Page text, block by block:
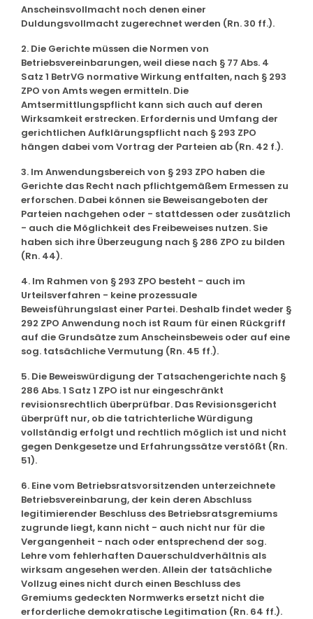
Anscheinsvollmacht noch denen einer
Duldungsvollmacht zugerechnet werden (Rn. 30 ff.).
2. Die Gerichte müssen die Normen von
Betriebsvereinbarungen, weil diese nach § 77 Abs. 4
Satz 1 BetrVG normative Wirkung entfalten, nach § 293
ZPO von Amts wegen ermitteln. Die
Amtsermittlungspflicht kann sich auch auf deren
Wirksamkeit erstrecken. Erfordernis und Umfang der
gerichtlichen Aufklärungspflicht nach § 293 ZPO
hängen dabei vom Vortrag der Parteien ab (Rn. 42 f.).
3. Im Anwendungsbereich von § 293 ZPO haben die
Gerichte das Recht nach pflichtgemäßem Ermessen zu
erforschen. Dabei können sie Beweisangeboten der
Parteien nachgehen oder - stattdessen oder zusätzlich
- auch die Möglichkeit des Freibeweises nutzen. Sie
haben sich ihre Überzeugung nach § 286 ZPO zu bilden
(Rn. 44).
4. Im Rahmen von § 293 ZPO besteht - auch im
Urteilsverfahren - keine prozessuale
Beweisführungslast einer Partei. Deshalb findet weder §
292 ZPO Anwendung noch ist Raum für einen Rückgriff
auf die Grundsätze zum Anscheinsbeweis oder auf eine
sog. tatsächliche Vermutung (Rn. 45 ff.).
5. Die Beweiswürdigung der Tatsachengerichte nach §
286 Abs. 1 Satz 1 ZPO ist nur eingeschränkt
revisionsrechtlich überprüfbar. Das Revisionsgericht
überprüft nur, ob die tatrichterliche Würdigung
vollständig erfolgt und rechtlich möglich ist und nicht
gegen Denkgesetze und Erfahrungssätze verstößt (Rn.
51).
6. Eine vom Betriebsratsvorsitzenden unterzeichnete
Betriebsvereinbarung, der kein deren Abschluss
legitimierender Beschluss des Betriebsratsgremiums
zugrunde liegt, kann nicht - auch nicht nur für die
Vergangenheit - nach oder entsprechend der sog.
Lehre vom fehlerhaften Dauerschuldverhältnis als
wirksam angesehen werden. Allein der tatsächliche
Vollzug eines nicht durch einen Beschluss des
Gremiums gedeckten Normwerks ersetzt nicht die
erforderliche demokratische Legitimation (Rn. 64 ff.).